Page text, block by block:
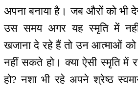
अपना बनाया है। जब औरों को भी
उस समय अगर यह स्मृति में
खजाना दे रहे हैं तो उन आत्माओं को
नहीं सकते हो। क्या ऐसी स्मृति में
हो? नशा भी रहे अपने श्रेष्ठ